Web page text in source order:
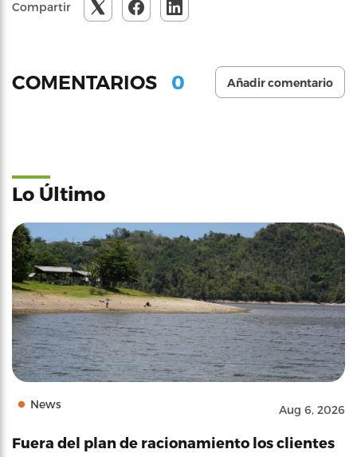
Compartir
COMENTARIOS 0 Añadir comentario
Lo Último
News Aug 6, 2026
Fuera del plan de racionamiento los clientes